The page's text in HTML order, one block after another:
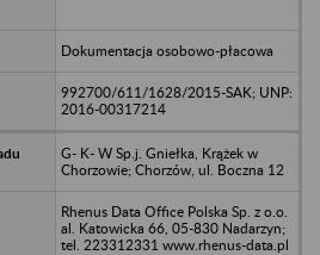
Dokumentacja osobowo-płacowa
992700/611/1628/2015-SAK; UNP:
2016-00317214
G- K- W Sp.j. Gniełka, Krążek w
Chorzowie; Chorzów, ul. Boczna 12
Rhenus Data Office Polska Sp. z o.o.
al. Katowicka 66, 05-830 Nadarzyn;
tel. 223312331 www.rhenus-data.pl